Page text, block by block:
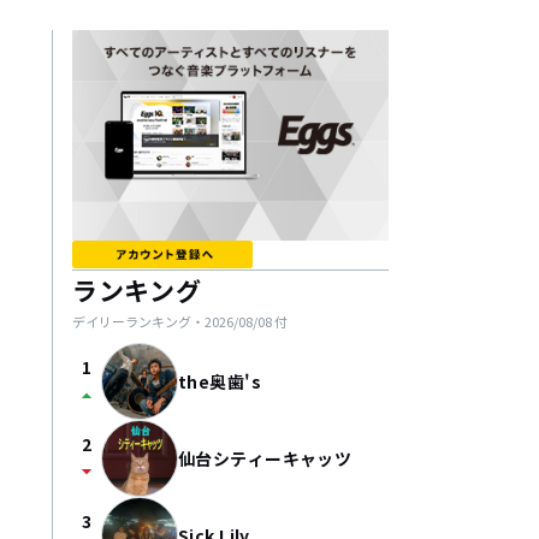
ランキング
デイリーランキング・ 2026/08/08付
1
arrow_drop_up the奥歯's
2
arrow_drop_down 仙台シティーキャッツ
3